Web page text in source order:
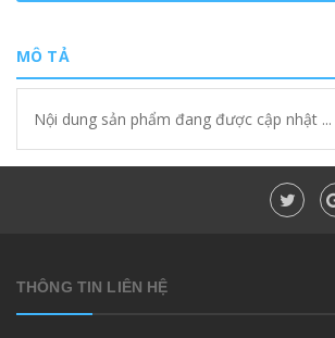
MÔ TẢ
Nội dung sản phẩm đang được cập nhật ...
THÔNG TIN LIÊN HỆ